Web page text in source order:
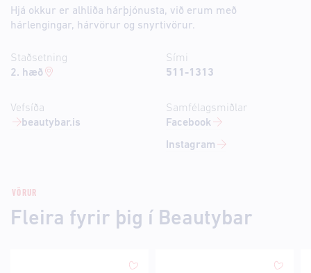
Hjá okkur er alhliða hárþjónusta, við erum með
hárlengingar, hárvörur og snyrtivörur.
Staðsetning
2. hæð
Vefsíða
beautybar.is
Sími
511-1313
Samfélagsmiðlar
Facebook
Instagram
VÖRUR
Fleira fyrir þig í Beautybar